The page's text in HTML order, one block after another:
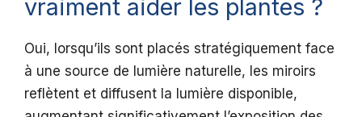
vraiment aider les plantes ?
Oui, lorsqu’ils sont placés stratégiquement face
à une source de lumière naturelle, les miroirs
reflètent et diffusent la lumière disponible,